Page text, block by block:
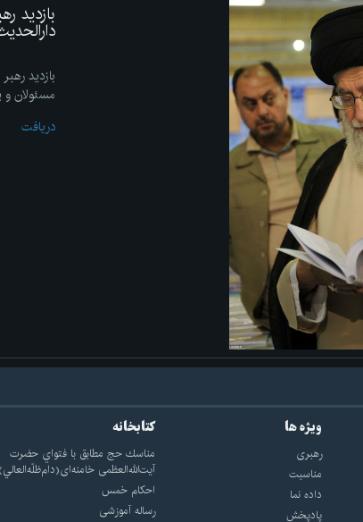
بازدید
بازدید
مسئولان
دریافت
ویژه ها
رهبری
مناسبت
داده نما
پادپخش
کتابخانه
مناسك حج مطابق با فتواي حضرت
آيت‌الله‌العظمى خامنه‌اى(دام‌ظلّه‌العالي)
احکام خمس
رساله آموزشی